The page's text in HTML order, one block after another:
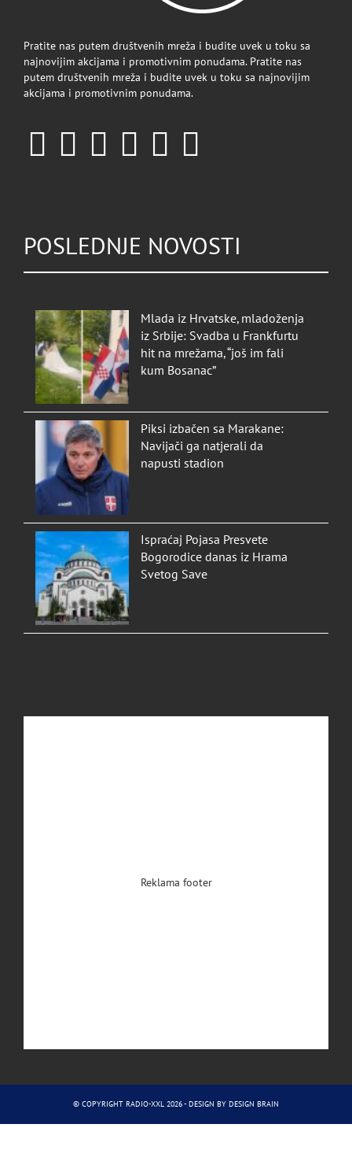
Pratite nas putem društvenih mreža i budite uvek u toku sa
najnovijim akcijama i promotivnim ponudama. Pratite nas
putem društvenih mreža i budite uvek u toku sa najnovijim
akcijama i promotivnim ponudama.
POSLEDNJE NOVOSTI
Mlada iz Hrvatske, mladoženja
iz Srbije: Svadba u Frankfurtu
hit na mrežama, “još im fali
kum Bosanac”
Piksi izbačen sa Marakane:
Navijači ga natjerali da
napusti stadion
Ispraćaj Pojasa Presvete
Bogorodice danas iz Hrama
Svetog Save
Reklama footer
© COPYRIGHT RADIO-XXL 2026 - DESIGN BY DESIGN BRAIN